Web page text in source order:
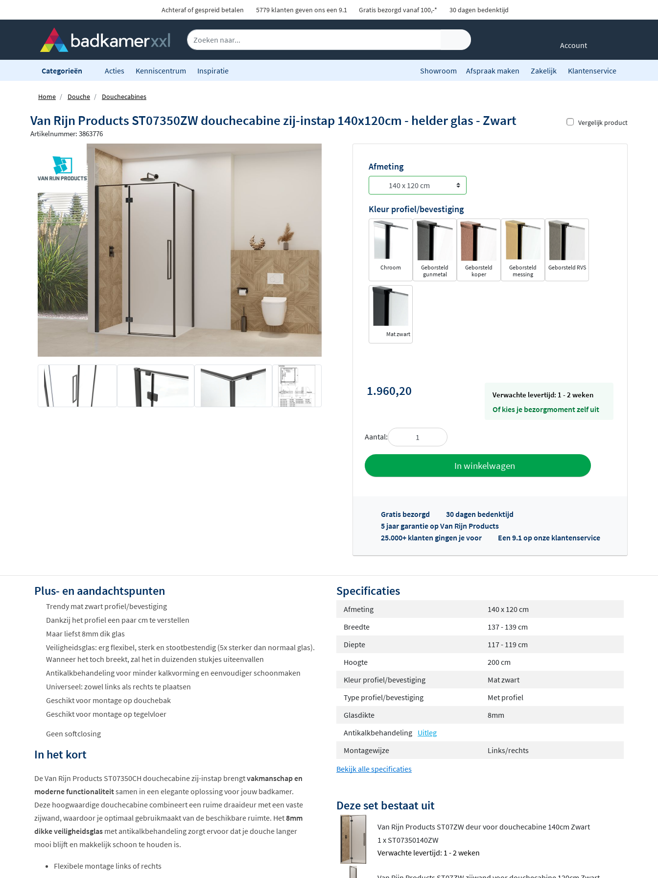
Achteraf of gespreid betalen 5779 klanten geven ons een 9.1 Gratis bezorgd vanaf 100,-* 30 dagen bedenktijd
Account
Categorieën Acties Kenniscentrum Inspiratie Showroom Afspraak maken Zakelijk Klantenservice
Home Douche Douchecabines
Van Rijn Products ST07350ZW douchecabine zij-instap 140x120cm - helder glas - Zwart Vergelijk product
Artikelnummer: 3863776
Afmeting
Kleur profiel/bevestiging
Chroom
Geborsteld
gunmetal
Geborsteld
koper
Geborsteld
messing
Geborsteld RVS
Mat zwart
1.960,20 Verwachte levertijd: 1 - 2 weken
Of kies je bezorgmoment zelf uit
Aantal:
In winkelwagen
Toevoegen aan offerte
Offertes ophalen...
Gratis bezorgd
30 dagen bedenktijd
5 jaar garantie op Van Rijn Products
25.000+ klanten gingen je voor
Een 9.1 op onze klantenservice
Plus- en aandachtspunten
Trendy mat zwart profiel/bevestiging
Dankzij het profiel een paar cm te verstellen
Maar liefst 8mm dik glas
Veiligheidsglas: erg flexibel, sterk en stootbestendig (5x sterker dan normaal glas).
Wanneer het toch breekt, zal het in duizenden stukjes uiteenvallen
Antikalkbehandeling voor minder kalkvorming en eenvoudiger schoonmaken
Universeel: zowel links als rechts te plaatsen
Geschikt voor montage op douchebak
Geschikt voor montage op tegelvloer
Geen softclosing
In het kort
De Van Rijn Products ST07350CH douchecabine zij-instap brengtvakmanschap en
moderne functionaliteitsamen in een elegante oplossing voor jouw badkamer.
Deze hoogwaardige douchecabine combineert een ruime draaideur met een vaste
zijwand, waardoor je optimaal gebruikmaakt van de beschikbare ruimte. Het8mm
dikke veiligheidsglas met antikalkbehandeling zorgt ervoor dat je douche langer
mooi blijft en makkelijk schoon te houden is.
Flexibele montage links of rechts
Specificaties
Afmeting
140 x 120 cm
Breedte
137 - 139 cm
Diepte
117 - 119 cm
Hoogte
200 cm
Kleur profiel/bevestiging
Mat zwart
Type profiel/bevestiging
Met profiel
Glasdikte
8mm
Antikalkbehandeling Uitleg
Montagewijze
Links/rechts
Bekijk alle specificaties
Deze set bestaat uit
Van Rijn Products ST07ZW deur voor douchecabine 140cm Zwart
1 x ST07350140ZW
Verwachte levertijd: 1 - 2 weken